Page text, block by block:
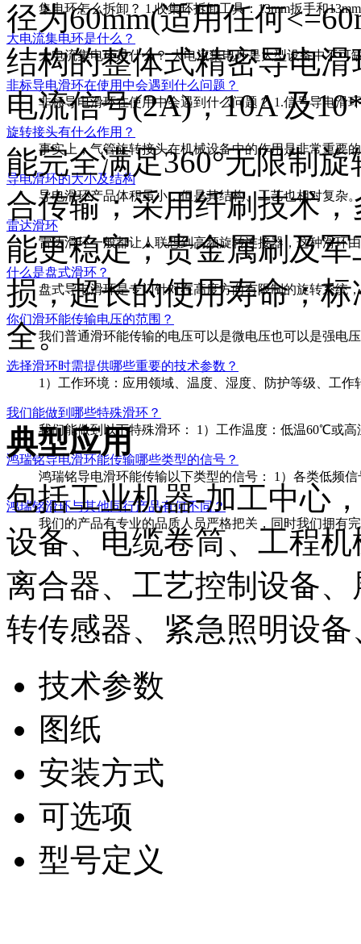
集电环怎么拆卸？ 1.收集环拆卸工具：13mm扳手和
大电流集电环是什么？
大电流集电环是什么？ 大电流集电环是大型设备中不可
非标导电滑环在使用中会遇到什么问题？
非标导电滑环在使用中会遇到什么问题？ 1.信号导电滑
旋转接头有什么作用？
事实上，气管旋转接头在机械设备中的作用是非常重要
导电滑环的大小及结构
导电滑环产品体积虽小，但是其结构、工艺也相对复杂
雷达滑环
雷达滑环一般都让人联想到高频旋转连接器，这种滑环
什么是盘式滑环？
盘式导电滑环是专门针对在高度方向有限制的旋转系统
你们滑环能传输电压的范围？
我们普通滑环能传输的电压可以是微电压也可以是强电
选择滑环时需提供哪些重要的技术参数？
1）工作环境：应用领域、温度、湿度、防护等级、工
我们能做到哪些特殊滑环？
我们能做到以下特殊滑环： 1）工作温度：低温60℃或高
鸿瑞铭导电滑环能传输哪些类型的信号？
鸿瑞铭导电滑环能传输以下类型的信号： 1）各类低频
鸿瑞铭滑环与其他同行产品有何不同？
我们的产品有专业的品质人员严格把关，同时我们拥有
径为60mm(适用任何
结构的整体式精密导电
电流信号(2A)，10A 及
能完全满足360°无限制
合传输；采用纤刷技术
能更稳定；贵金属刷及军
损，超长的使用寿命；
全。
典型应用
包括工业机器-加工中心
设备、电缆卷筒、工程
离合器、工艺控制设备
转传感器、紧急照明设备
技术参数
图纸
安装方式
可选项
型号定义